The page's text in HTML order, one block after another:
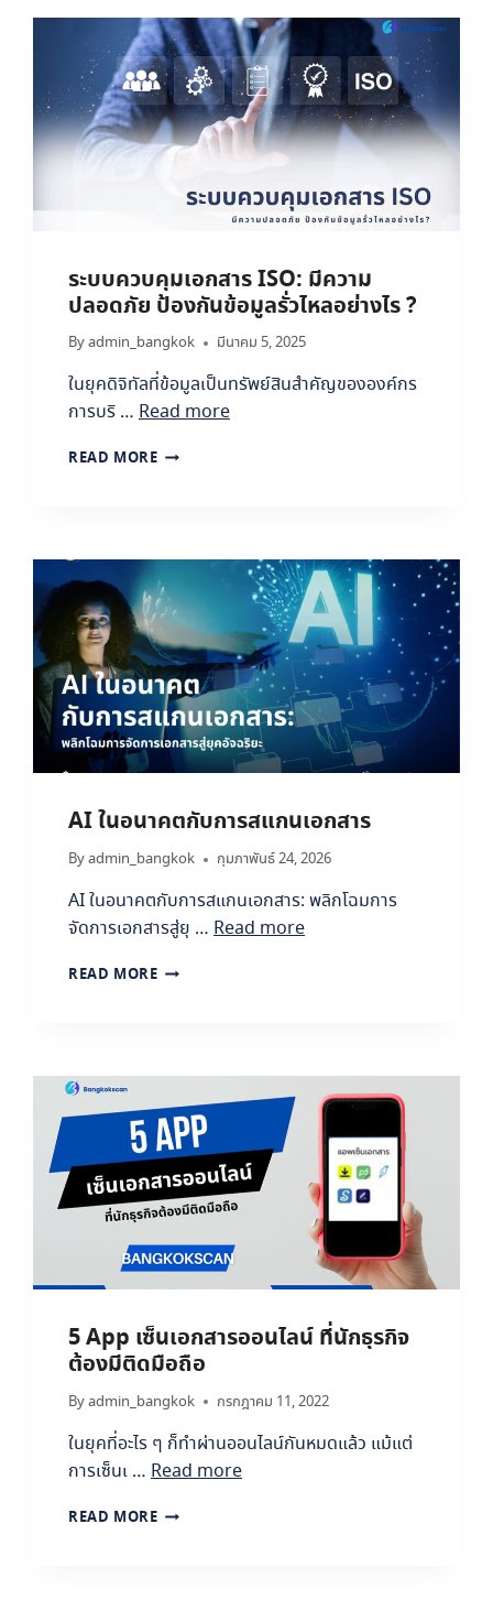
ระบบควบคุมเอกสาร ISO: มีความ
ปลอดภัย ป้องกันข้อมูลรั่วไหลอย่างไร ?
Byadmin_bangkok มีนาคม 5, 2025
ในยุคดิจิทัลที่ข้อมูลเป็นทรัพย์สินสำคัญขององค์กร
การบริ … Read more
READ MOREร
ว
บ
คุ
เ
อ
ก
ส
า
O
มี
ค
า
ป
ป้
อ
ง
กั
น
อ
มู
ล
ว
ไ
ล
ย่
า
ไ
AI ในอนาคตกับการสแกนเอกสาร
Byadmin_bangkok กุมภาพันธ์ 24, 2026
AI ในอนาคตกับการสแกนเอกสาร: พลิกโฉมการ
จัดการเอกสารสู่ยุ … Read more
READ MOREA
น
ค
ต
บ
ก
ร
ส
น
เ
ก
า
ร
5 App เซ็นเอกสารออนไลน์ ที่นักธุรกิจ
ต้องมีติดมือถือ
Byadmin_bangkok กรกฎาคม 11, 2022
ในยุคที่อะไร ๆ ก็ทำผ่านออนไลน์กันหมดแล้ว แม้แต่
การเซ็นเ … Read more
READ MORE5